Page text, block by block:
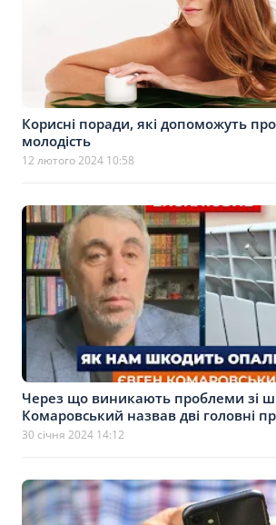
Корисні поради, які допоможуть
молодість
12 лютого 2024 10:58
Через що виникають проблеми зі
Комаровський назвав дві головні
30 січня 2024 14:12